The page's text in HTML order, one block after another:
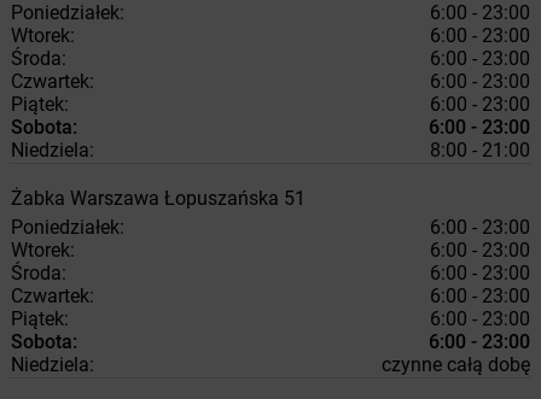
Poniedziałek:
6:00 - 23:00
Wtorek:
6:00 - 23:00
Środa:
6:00 - 23:00
Czwartek:
6:00 - 23:00
Piątek:
6:00 - 23:00
Sobota:
6:00 - 23:00
Niedziela:
8:00 - 21:00
Żabka Warszawa Łopuszańska 51
Poniedziałek:
6:00 - 23:00
Wtorek:
6:00 - 23:00
Środa:
6:00 - 23:00
Czwartek:
6:00 - 23:00
Piątek:
6:00 - 23:00
Sobota:
6:00 - 23:00
Niedziela:
czynne całą dobę